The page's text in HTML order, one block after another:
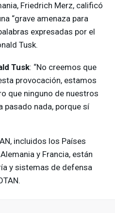
Friedrich Merz, calificó
“grave amenaza para
expresadas por el
Tusk.
Tusk: “No creemos que
provocación, estamos
que ninguno de nuestros
pasado nada, porque sí
, incluidos los Países
y Francia, están
y sistemas de defensa
.